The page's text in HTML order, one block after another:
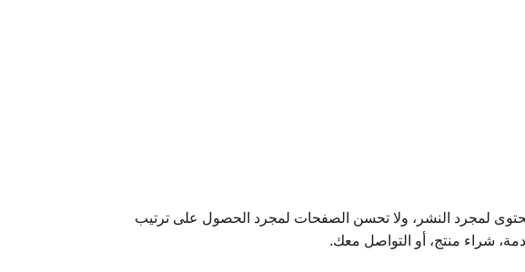
لمجرد النشر، ولا تحسن الصفحات لمجرد الحصول على ترتيب
شراء منتج، أو التواصل معك.